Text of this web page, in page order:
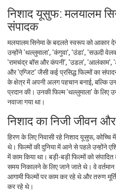
निशाद यूसुफ: मलयालम
संपादक
मलयालम सिनेमा के बदलते स्वरूप को आकार
उन्होंने 'थल्लुमाला', 'कंगुवा', 'उंडा', 'सऊदी
'रामचंद्र बॉस और कंपनी', 'उडल', 'आलंकाम',
और 'एग्जिट' जैसी कई प्रसिद्ध फिल्मों का
के क्षेत्र में अपनी अलग पहचान बनाई, बल्कि
प्रदान की। उनकी फिल्म 'थल्लुमाला' के लिए
नवाजा गया था।
निशाद का निजी जीवन
हिरण के लिए निवासी रहे निशाद यूसुफ,
थे। फिल्मों की दुनिया में आने से पहले उन्होंने
में काम किया था। बड़ी-बड़ी फिल्मों को
समय निकालने के लिए जाने जाते थे। वे
आगामी फिल्मों पर काम कर रहे थे और तरुण
कर रहे थे।